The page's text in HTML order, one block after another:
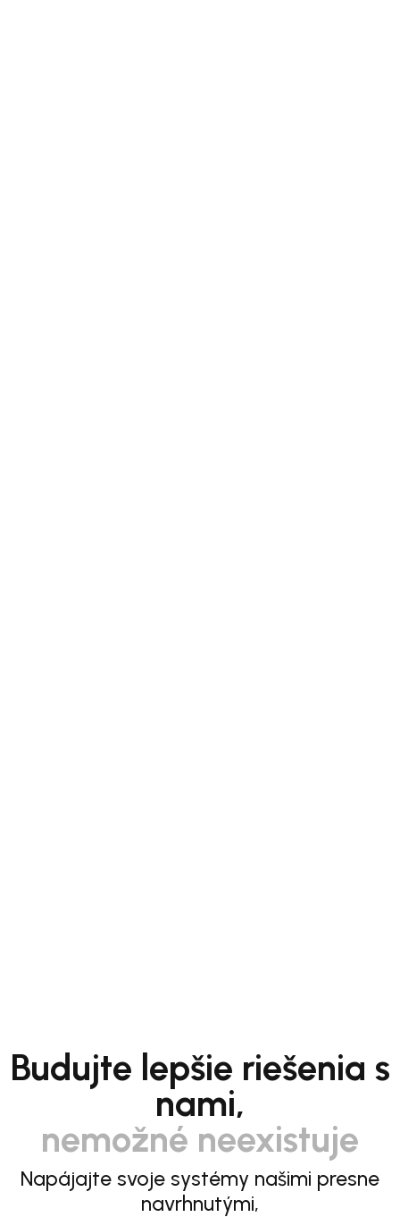
Budujte lepšie riešenia s
nami,
nemožné neexistuje
Napájajte svoje systémy našimi presne
navrhnutými,